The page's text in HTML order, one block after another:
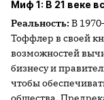
Миф 1: В 21 веке
Реальность:В
Тоффлер в своей
возможностей
бизнесу и
чтобы